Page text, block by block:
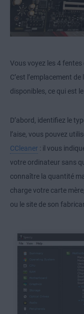
Vous voyez les 4
C’est l’emplacement
disponibles, ce qui est
D’abord, identifiez le
l’aise, vous pouvez
CCleaner : il vous
votre ordinateur sans
connaître la quantité
charge votre carte
ou le site de son